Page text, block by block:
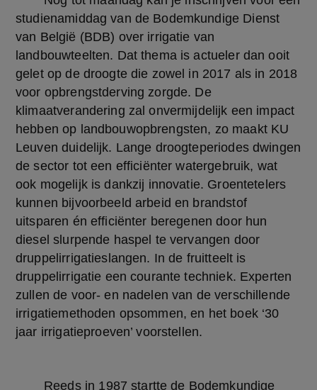
studienamiddag van de Bodemkundige Dienst
van België (BDB) over irrigatie van
landbouwteelten. Dat thema is actueler dan ooit
gelet op de droogte die zowel in 2017 als in 2018
voor opbrengstderving zorgde. De
klimaatverandering zal onvermijdelijk een impact
hebben op landbouwopbrengsten, zo maakt KU
Leuven duidelijk. Lange droogteperiodes dwingen
de sector tot een efficiënter watergebruik, wat
ook mogelijk is dankzij innovatie. Groentetelers
kunnen bijvoorbeeld arbeid en brandstof
uitsparen én efficiënter beregenen door hun
diesel slurpende haspel te vervangen door
druppelirrigatieslangen. In de fruitteelt is
druppelirrigatie een courante techniek. Experten
zullen de voor- en nadelen van de verschillende
irrigatiemethoden opsommen, en het boek ‘30
jaar irrigatieproeven’ voorstellen.